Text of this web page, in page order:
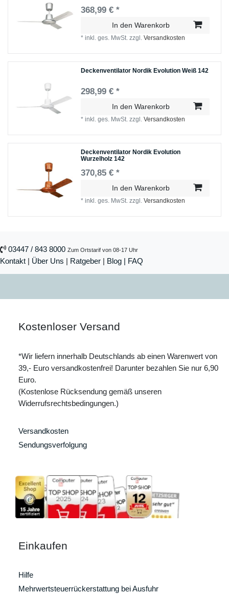
368,99 € *
In den Warenkorb
*inkl. ges. MwSt. zzgl.Versandkosten
Deckenventilator Nordik Evolution Weiß 142
298,99 € *
In den Warenkorb
*inkl. ges. MwSt. zzgl.Versandkosten
Deckenventilator Nordik Evolution
Wurzelholz 142
370,85 € *
In den Warenkorb
*inkl. ges. MwSt. zzgl.Versandkosten
03447 / 843 8000 Zum Ortstarif von 08-17 Uhr
Kontakt | Über Uns | Ratgeber | Blog | FAQ
Kostenloser Versand
*Wir liefern innerhalb Deutschlands ab einen Warenwert von
39,- Euro versandkostenfrei! Darunter bezahlen Sie nur 6,90
Euro.
(Kostenlose Rücksendung gemäß unseren
Widerrufsrechtsbedingungen.)
Versandkosten
Sendungsverfolgung
Einkaufen
Hilfe
Mehrwertsteuerrückerstattung bei Ausfuhr